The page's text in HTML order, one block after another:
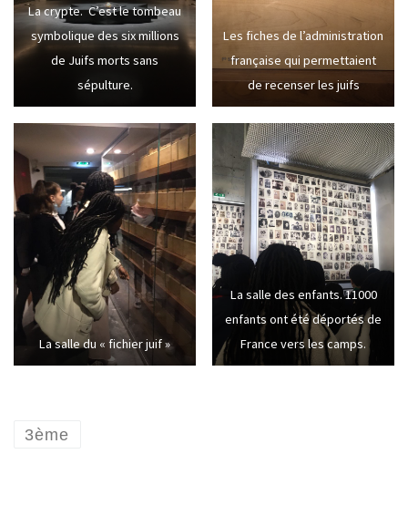
La crypte. C’est le tombeau
symbolique des six millions
de Juifs morts sans
sépulture.
Les fiches de l’administration
française qui permettaient
de recenser les juifs
La salle du « fichier juif »
La salle des enfants. 11000
enfants ont été déportés de
France vers les camps.
3ème